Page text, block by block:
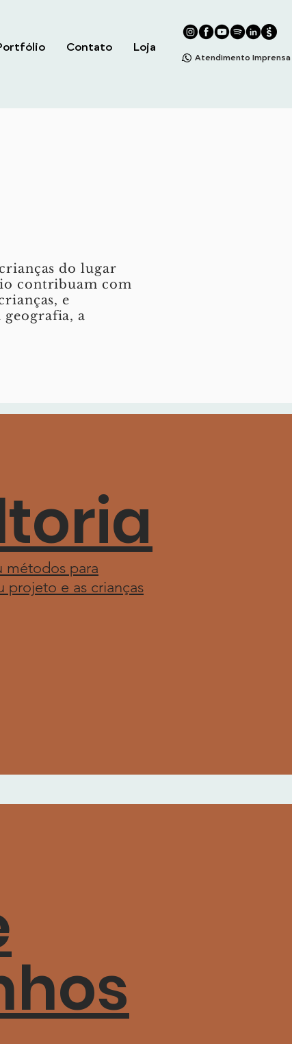
Contato Loja
Atendimento Imprensa
do lugar
contribuam com
e
a
métodos para
e as crianças